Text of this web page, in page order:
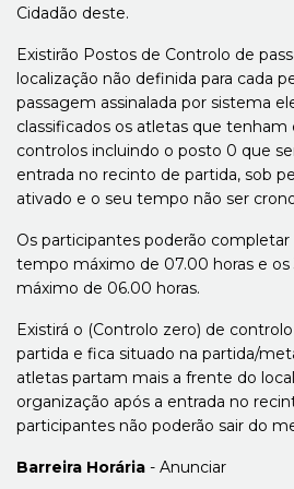
Cidadão deste.
Existirão Postos de Controlo de
localização não definida para cada
passagem assinalada por sistema
classificados os atletas que
controlos incluindo o posto 0 que
entrada no recinto de partida, sob
ativado e o seu tempo não ser
Os participantes poderão
tempo máximo de 07.00 horas e
máximo de 06.00 horas.
Existirá o (Controlo zero) de
partida e fica situado na partida/
atletas partam mais a frente do
organização após a entrada no
participantes não poderão sair do
Barreira Horária - Anunciar